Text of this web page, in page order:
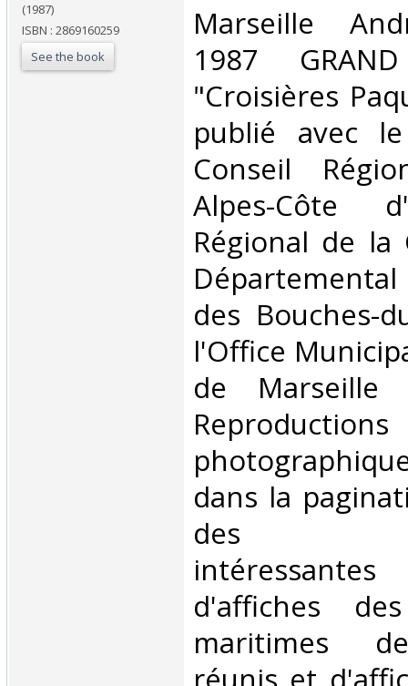
(1987)
ISBN : 2869160259
See the book
‎Marseille
1987
"Croisières
publié avec
Conseil
Alpes-Côte
Régional de la
des Bouches-
l'Office
de
Reproductions
dans la
des
intéressantes
d'affiches
maritimes